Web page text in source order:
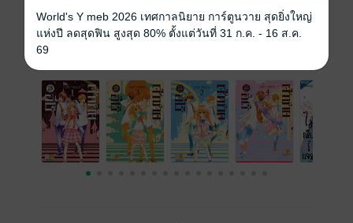
เรื่องที่คุณน่าจะสนใจ
World's Y meb 2026 เทศกาลนิยาย การ์ตูนวาย สุดยิ่งใหญ่
แห่งปี ลดสุดฟิน สูงสุด 80% ตั้งแต่วันที่ 31 ก.ค. - 16 ส.ค.
69